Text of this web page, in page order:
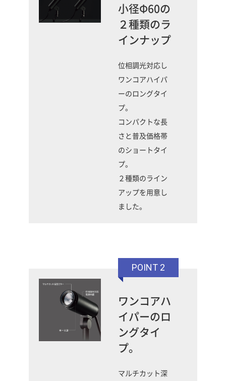
小径Φ60の
２種類のラ
インナップ
位相調光対応し
ワンコアハイパ
ーのロングタイ
プ。
コンパクトな長
さと普及価格帯
のショートタイ
プ。
２種類のライン
アップを用意し
ました。
POINT 2
ワンコアハ
イパーのロ
ングタイ
プ。
マルチカット深